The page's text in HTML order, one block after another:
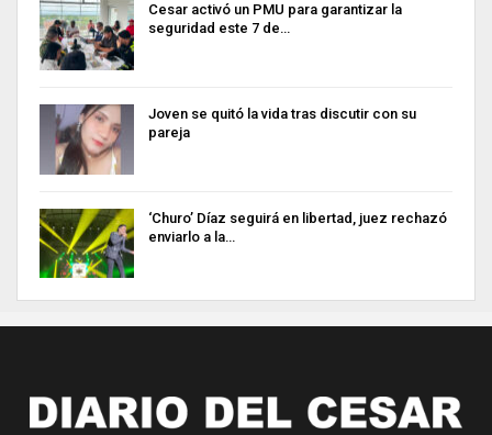
Cesar activó un PMU para garantizar la
seguridad este 7 de…
Joven se quitó la vida tras discutir con su
pareja
‘Churo’ Díaz seguirá en libertad, juez rechazó
enviarlo a la…